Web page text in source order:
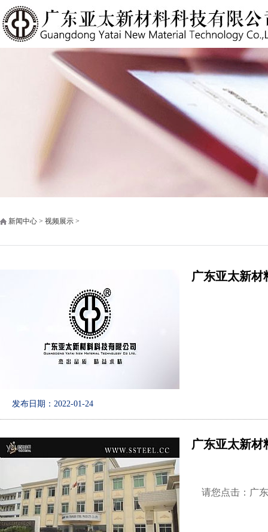
新闻中心 > 视频展示 >
广东亚太新材
发布日期：2022-01-24
广东亚太新材
请您点击： 广